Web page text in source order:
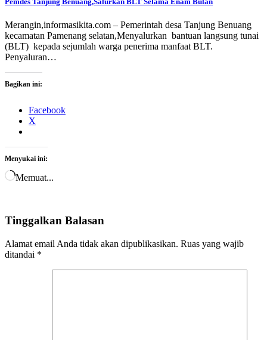
Merangin,informasikita.com – Pemerintah desa Tanjung Benuang
kecamatan Pamenang selatan,Menyalurkan bantuan langsung tunai
(BLT) kepada sejumlah warga penerima manfaat BLT.
Penyaluran…
Bagikan ini:
Facebook
X
Menyukai ini:
Memuat...
Tinggalkan Balasan
Alamat email Anda tidak akan dipublikasikan. Ruas yang wajib
ditandai *